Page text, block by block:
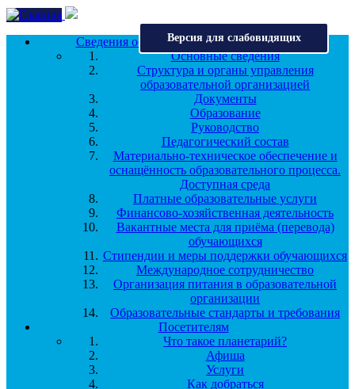
Перейти к основному содержанию
Версия для слабовидящих
Сведения об образовательной организации
Основные сведения
Структура и органы управления
образовательной организацией
Документы
Образование
Руководство
Педагогический состав
Материально-техническое обеспечение и
оснащённость образовательного процесса.
Доступная среда
Платные образовательные услуги
Финансово-хозяйственная деятельность
Вакантные места для приёма (перевода)
обучающихся
Стипендии и меры поддержки обучающихся
Международное сотрудничество
Организация питания в образовательной
организации
Образовательные стандарты и требования
Посетителям
Что такое планетарий?
Афиша
Услуги
Как добраться